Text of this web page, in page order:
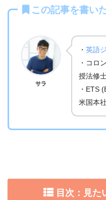
この記事を書い
サラ
・ 英語
・コロ
授法修
・ETS
米国本
目次：見た